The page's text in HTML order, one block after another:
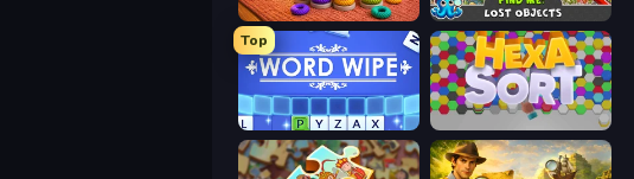
Thread Sort: Knit Pictures Find Me: Lost Objects
Top
Word Wipe